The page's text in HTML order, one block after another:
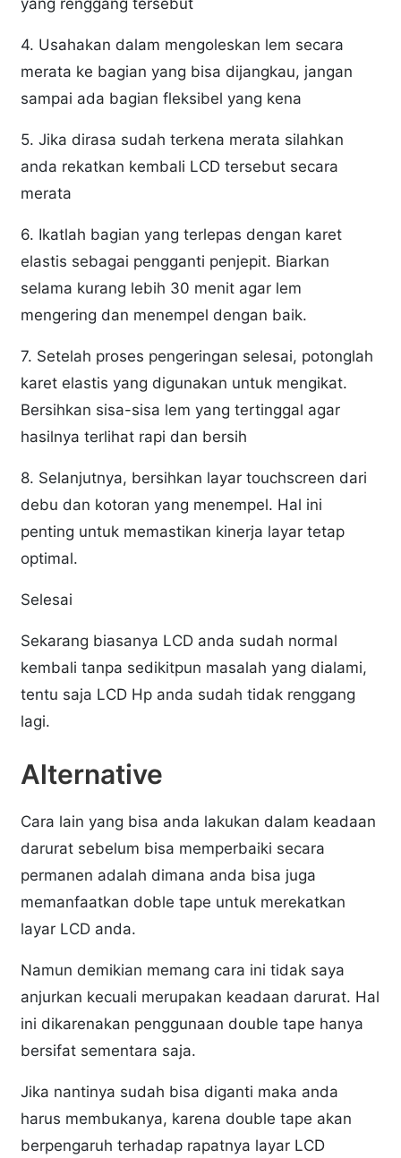
4. Usahakan dalam mengoleskan lem secara
merata ke bagian yang bisa dijangkau, jangan
sampai ada bagian fleksibel yang kena
5. Jika dirasa sudah terkena merata silahkan
anda rekatkan kembali LCD tersebut secara
merata
6. Ikatlah bagian yang terlepas dengan karet
elastis sebagai pengganti penjepit. Biarkan
selama kurang lebih 30 menit agar lem
mengering dan menempel dengan baik.
7. Setelah proses pengeringan selesai, potonglah
karet elastis yang digunakan untuk mengikat.
Bersihkan sisa-sisa lem yang tertinggal agar
hasilnya terlihat rapi dan bersih
8. Selanjutnya, bersihkan layar touchscreen dari
debu dan kotoran yang menempel. Hal ini
penting untuk memastikan kinerja layar tetap
optimal.
Selesai
Sekarang biasanya LCD anda sudah normal
kembali tanpa sedikitpun masalah yang dialami,
tentu saja LCD Hp anda sudah tidak renggang
lagi.
Alternative
Cara lain yang bisa anda lakukan dalam keadaan
darurat sebelum bisa memperbaiki secara
permanen adalah dimana anda bisa juga
memanfaatkan doble tape untuk merekatkan
layar LCD anda.
Namun demikian memang cara ini tidak saya
anjurkan kecuali merupakan keadaan darurat. Hal
ini dikarenakan penggunaan double tape hanya
bersifat sementara saja.
Jika nantinya sudah bisa diganti maka anda
harus membukanya, karena double tape akan
berpengaruh terhadap rapatnya layar LCD